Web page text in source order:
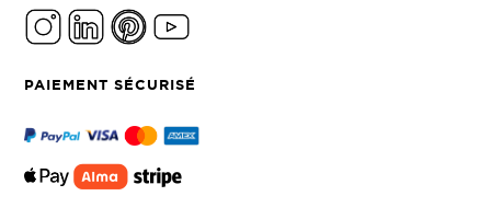
PAIEMENT SÉCURISÉ